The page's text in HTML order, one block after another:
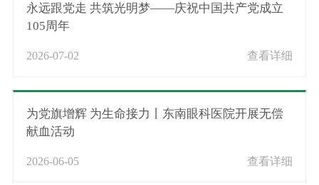
永远跟党走 共筑光明梦——庆祝中国共产党成立
105周年
2026-07-02 查看详细
为党旗增辉 为生命接力丨东南眼科医院开展无偿
献血活动
2026-06-05 查看详细